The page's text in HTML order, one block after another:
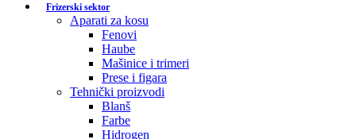
Frizerski sektor
Aparati za kosu
Fenovi
Haube
Mašinice i trimeri
Prese i figara
Tehnički proizvodi
Blanš
Farbe
Hidrogen